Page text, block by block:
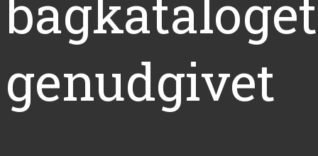
bagkataloget
genudgivet